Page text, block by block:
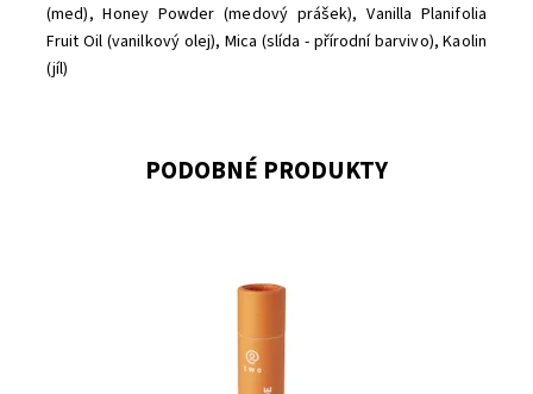
(med), Honey Powder (medový prášek), Vanilla Planifolia
Fruit Oil (vanilkový olej), Mica (slída - přírodní barvivo), Kaolin
(jíl)
PODOBNÉ PRODUKTY